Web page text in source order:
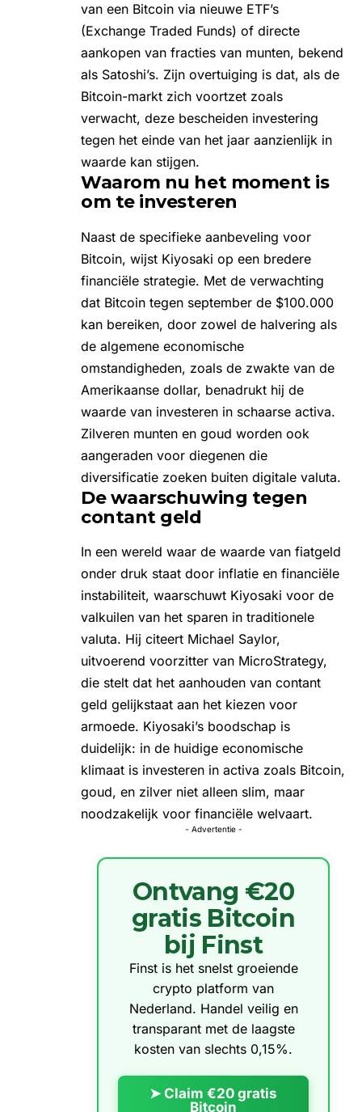
van een Bitcoin via nieuwe ETF’s
(Exchange Traded Funds) of directe
aankopen van fracties van munten, bekend
als Satoshi’s. Zijn overtuiging is dat, als de
Bitcoin-markt zich voortzet zoals
verwacht, deze bescheiden investering
tegen het einde van het jaar aanzienlijk in
waarde kan stijgen.
Waarom nu het moment is
om te investeren
Naast de specifieke aanbeveling voor
Bitcoin, wijst Kiyosaki op een bredere
financiële strategie. Met de verwachting
dat Bitcoin tegen september de $100.000
kan bereiken, door zowel de halvering als
de algemene economische
omstandigheden, zoals de zwakte van de
Amerikaanse dollar, benadrukt hij de
waarde van investeren in schaarse activa.
Zilveren munten en goud worden ook
aangeraden voor diegenen die
diversificatie zoeken buiten digitale valuta.
De waarschuwing tegen
contant geld
In een wereld waar de waarde van fiatgeld
onder druk staat door inflatie en financiële
instabiliteit, waarschuwt Kiyosaki voor de
valkuilen van het sparen in traditionele
valuta. Hij citeert Michael Saylor,
uitvoerend voorzitter van MicroStrategy,
die stelt dat het aanhouden van contant
geld gelijkstaat aan het kiezen voor
armoede. Kiyosaki’s boodschap is
duidelijk: in de huidige economische
klimaat is investeren in activa zoals Bitcoin,
goud, en zilver niet alleen slim, maar
noodzakelijk voor financiële welvaart.
- Advertentie -
Ontvang €20
gratis Bitcoin
bij Finst
Finst is het snelst groeiende
crypto platform van
Nederland. Handel veilig en
transparant met de laagste
kosten van slechts 0,15%.
➤ Claim €20 gratis
Bitcoin